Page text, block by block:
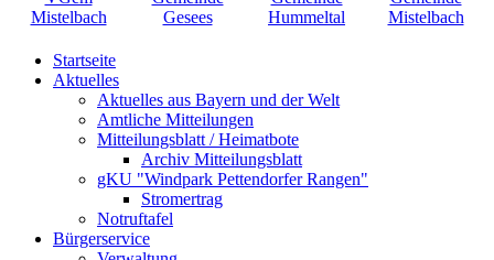
Startseite
Aktuelles
Aktuelles aus Bayern und der Welt
Amtliche Mitteilungen
Mitteilungsblatt / Heimatbote
Archiv Mitteilungsblatt
gKU "Windpark Pettendorfer Rangen"
Stromertrag
Notruftafel
Bürgerservice